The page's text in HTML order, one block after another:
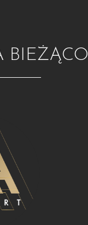
BIEŻĄCO